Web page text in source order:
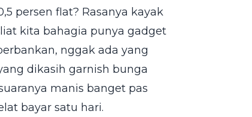
persen flat? Rasanya kayak
kita bahagia punya gadget
nggak ada yang
dikasih garnish bunga
manis banget pas
bayar satu hari.